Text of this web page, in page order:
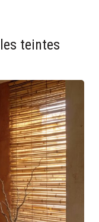
teintes